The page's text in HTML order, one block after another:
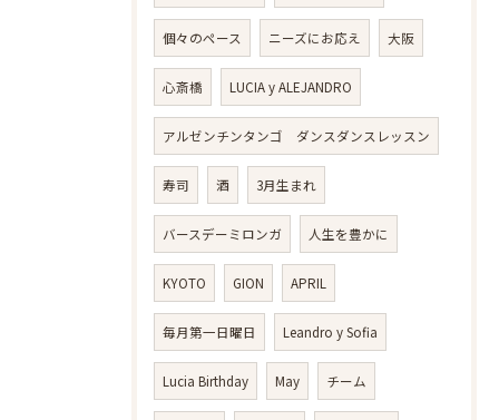
個々のペース ニーズにお応え 大阪
心斎橋 LUCIA y ALEJANDRO
アルゼンチンタンゴ ダンスダンスレッスン
寿司 酒 3月生まれ
バースデーミロンガ 人生を豊かに
KYOTO GION APRIL
毎月第一日曜日 Leandro y Sofia
Lucia Birthday May チーム